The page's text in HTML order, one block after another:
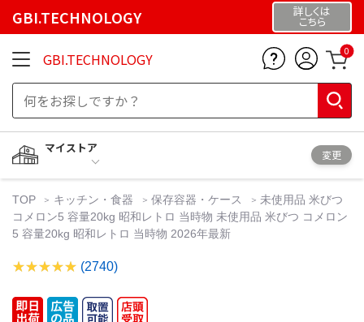
GBI.TECHNOLOGY 詳しくは
こちら
GBI.TECHNOLOGY 0
マイストア
変更
TOP キッチン・食器 保存容器・ケース
未使用品 米びつ
コメロン5 容量20kg 昭和レトロ 当時物 未使用品 米びつ コメロン
5 容量20kg 昭和レトロ 当時物 2026年最新
(2740)